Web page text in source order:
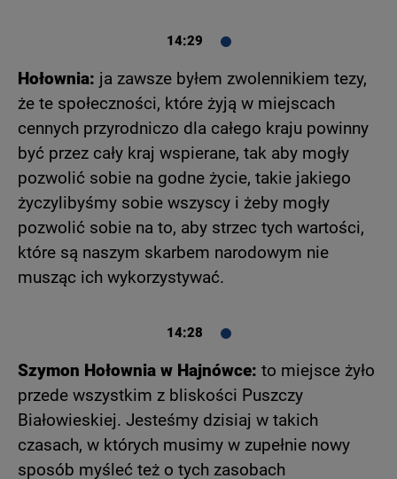
14:29
Hołownia: ja zawsze byłem zwolennikiem tezy,
że te społeczności, które żyją w miejscach
cennych przyrodniczo dla całego kraju powinny
być przez cały kraj wspierane, tak aby mogły
pozwolić sobie na godne życie, takie jakiego
życzylibyśmy sobie wszyscy i żeby mogły
pozwolić sobie na to, aby strzec tych wartości,
które są naszym skarbem narodowym nie
musząc ich wykorzystywać.
14:28
Szymon Hołownia w Hajnówce: to miejsce żyło
przede wszystkim z bliskości Puszczy
Białowieskiej. Jesteśmy dzisiaj w takich
czasach, w których musimy w zupełnie nowy
sposób myśleć też o tych zasobach